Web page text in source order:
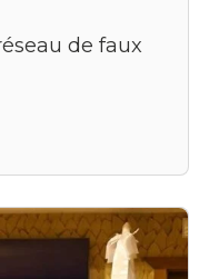
de faux